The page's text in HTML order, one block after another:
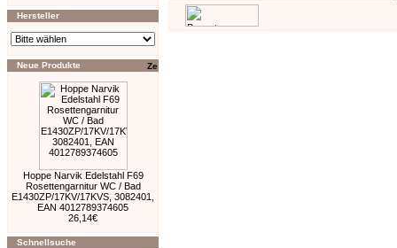
Hersteller
Neue Produkte
Hoppe Narvik Edelstahl F69
Rosettengarnitur WC / Bad
E1430ZP/17KV/17KVS, 3082401,
EAN 4012789374605
26,14€
Schnellsuche